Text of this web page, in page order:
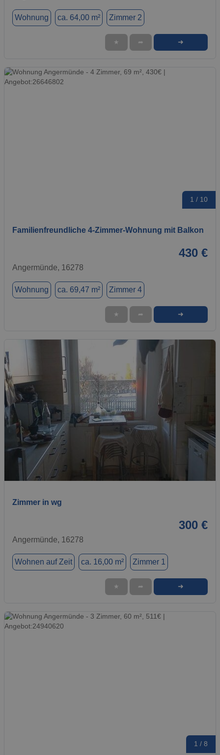
Wohnung ca. 64,00 m² Zimmer 2
★ ➦ ➜
1 / 10
Familienfreundliche 4‑Zimmer‑Wohnung mit Balkon
430 €
Angermünde, 16278
Wohnung ca. 69,47 m² Zimmer 4
★ ➦ ➜
Zimmer in wg
300 €
Angermünde, 16278
Wohnen auf Zeit ca. 16,00 m² Zimmer 1
★ ➦ ➜
1 / 8